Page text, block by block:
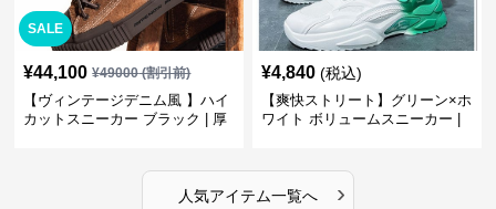
SALE
¥44,100 ¥49000(割引前)
【ヴィンテージデニム風 】ハイ
カットスニーカー ブラック | 厚
¥4,840 (税込)
【爽快ストリート】グリーン×ホ
ワイト ボリュームスニーカー |
人気アイテム一覧へ ›